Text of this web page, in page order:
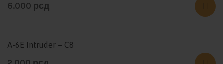
6.000 рсд
A-6E Intruder – C8